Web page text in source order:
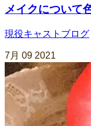
メイクについて
現役キャストブログ
7月 09 2021